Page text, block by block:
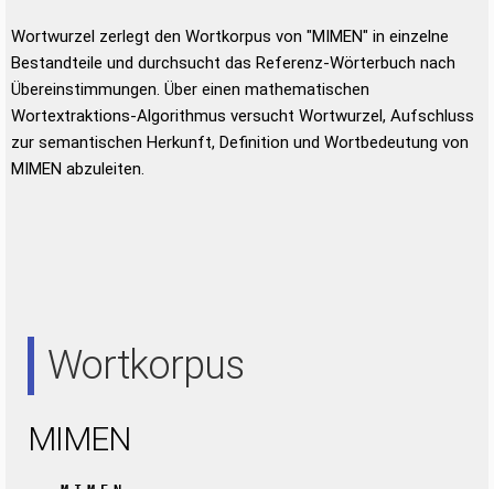
Wortwurzel zerlegt den Wortkorpus von "MIMEN" in einzelne
Bestandteile und durchsucht das Referenz-Wörterbuch nach
Übereinstimmungen. Über einen mathematischen
Wortextraktions-Algorithmus versucht Wortwurzel, Aufschluss
zur semantischen Herkunft, Definition und Wortbedeutung von
MIMEN abzuleiten.
Wortkorpus
MIMEN